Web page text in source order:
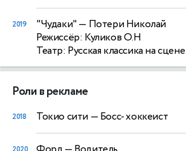
2019 "Чудаки"— Потери Николай
Режиссёр: Куликов О.Н
Театр: Русская классика на сцене
Роли в рекламе
2018 Токио сити — Босс- хоккеист